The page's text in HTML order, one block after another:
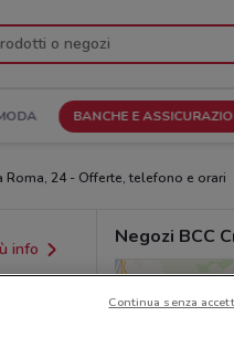
BANCHE E
Roma, 24 - Offerte, telefono e orari
info
Negozi BCC
Continua senza